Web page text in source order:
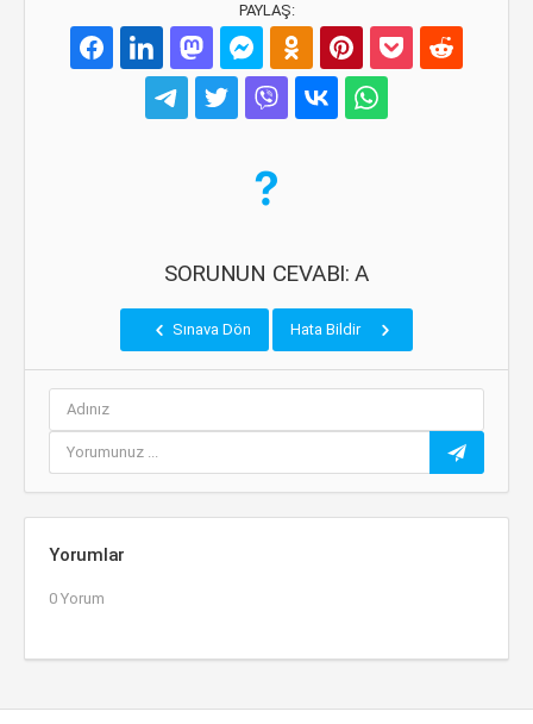
PAYLAŞ:
SORUNUN CEVABI: A
Sınava Dön Hata Bildir
Yorumlar
0 Yorum